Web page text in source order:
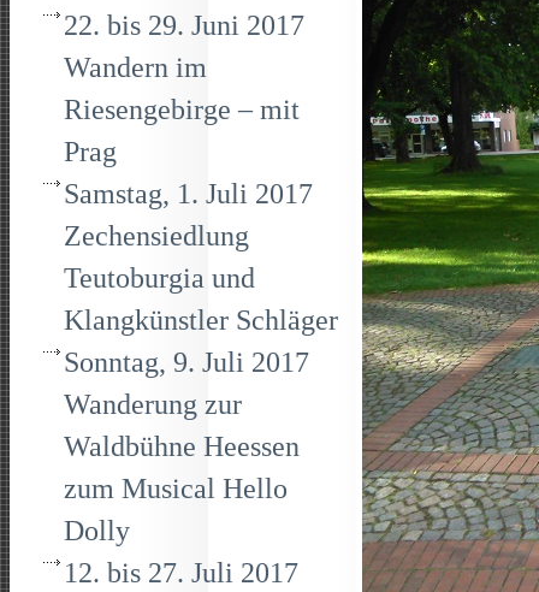
22. bis 29. Juni 2017
Wandern im
Riesengebirge – mit
Prag
Samstag, 1. Juli 2017
Zechensiedlung
Teutoburgia und
Klangkünstler Schläger
Sonntag, 9. Juli 2017
Wanderung zur
Waldbühne Heessen
zum Musical Hello
Dolly
12. bis 27. Juli 2017